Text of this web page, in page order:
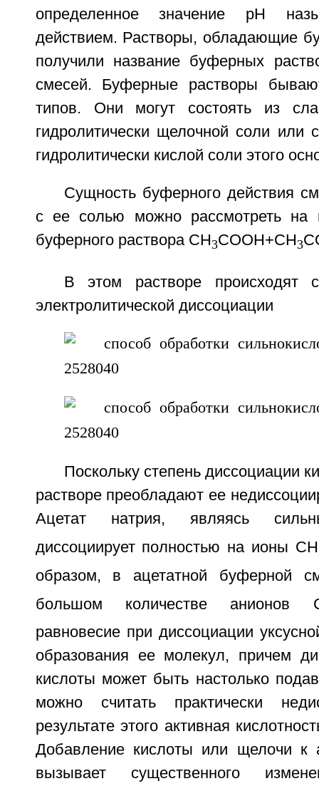
определенное значение pH
действием. Растворы, обладающие
получили название буферных
смесей. Буферные растворы
типов. Они могут состоять из
гидролитически щелочной соли или
гидролитически кислой соли этого
Сущность буферного действия
с ее солью можно рассмотреть на
буферного раствора CH3COOH+CH3
В этом растворе происходят
электролитической диссоциации
Поскольку степень диссоциации
растворе преобладают ее
Ацетат натрия, являясь
диссоциирует полностью на ионы CH
образом, в ацетатной буферной
большом количестве анионов
равновесие при диссоциации
образования ее молекул, причем
кислоты может быть настолько
можно считать практически
результате этого активная
Добавление кислоты или щелочи к
вызывает существенного